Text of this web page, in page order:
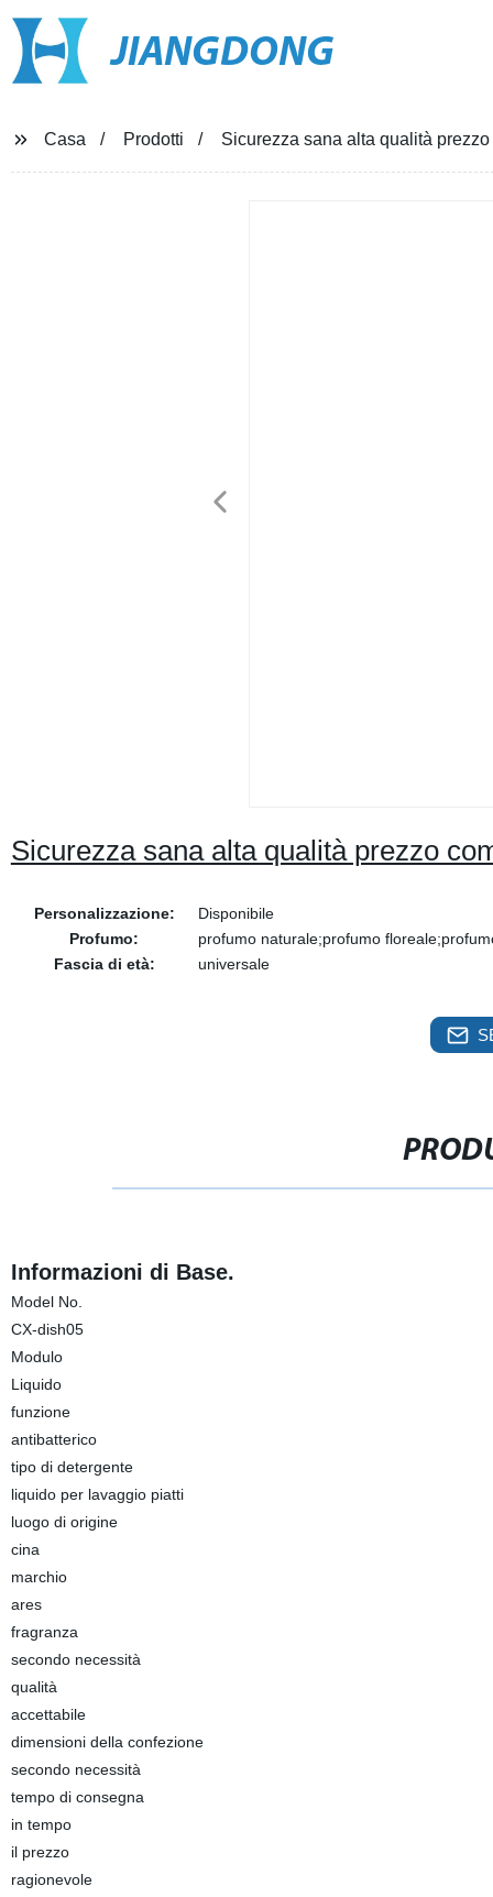
JIANGDONG
Casa Prodotti Sicurezza sana alta qualità
Sicurezza sana alta qualità prezzo
Personalizzazione:
Disponibile
Profumo:
profumo naturale;profumo
Fascia di età:
universale
Informazioni di Base.
Model No.
CX-dish05
Modulo
Liquido
funzione
antibatterico
tipo di detergente
liquido per lavaggio piatti
luogo di origine
cina
marchio
ares
fragranza
secondo necessità
qualità
accettabile
dimensioni della confezione
secondo necessità
tempo di consegna
in tempo
il prezzo
ragionevole